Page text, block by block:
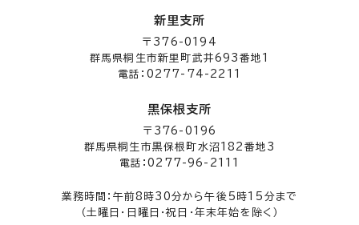
新里支所
〒376-0194
群馬県桐生市新里町武井693番地1
電話：0277-74-2211
黒保根支所
〒376-0196
群馬県桐生市黒保根町水沼182番地3
電話：0277-96-2111
業務時間：午前8時30分から午後5時15分まで
（土曜日・日曜日・祝日・年末年始を除く）